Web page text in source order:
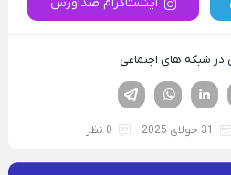
در شبکه های اجتماعی
لینکدین تویتر
فیسوک
31 جولای 2025 0 نظر